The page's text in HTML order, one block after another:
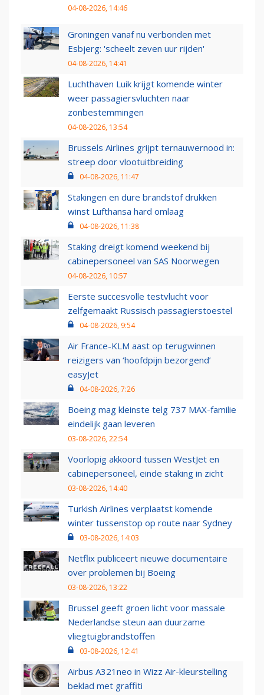
04-08-2026, 14:46
Groningen vanaf nu verbonden met
Esbjerg: 'scheelt zeven uur rijden'
04-08-2026, 14:41
Luchthaven Luik krijgt komende winter
weer passagiersvluchten naar
zonbestemmingen
04-08-2026, 13:54
Brussels Airlines grijpt ternauwernood in:
streep door vlootuitbreiding
04-08-2026, 11:47
Stakingen en dure brandstof drukken
winst Lufthansa hard omlaag
04-08-2026, 11:38
Staking dreigt komend weekend bij
cabinepersoneel van SAS Noorwegen
04-08-2026, 10:57
Eerste succesvolle testvlucht voor
zelfgemaakt Russisch passagierstoestel
04-08-2026, 9:54
Air France-KLM aast op terugwinnen
reizigers van ‘hoofdpijn bezorgend’
easyJet
04-08-2026, 7:26
Boeing mag kleinste telg 737 MAX-familie
eindelijk gaan leveren
03-08-2026, 22:54
Voorlopig akkoord tussen WestJet en
cabinepersoneel, einde staking in zicht
03-08-2026, 14:40
Turkish Airlines verplaatst komende
winter tussenstop op route naar Sydney
03-08-2026, 14:03
Netflix publiceert nieuwe documentaire
over problemen bij Boeing
03-08-2026, 13:22
Brussel geeft groen licht voor massale
Nederlandse steun aan duurzame
vliegtuigbrandstoffen
03-08-2026, 12:41
Airbus A321neo in Wizz Air-kleurstelling
beklad met graffiti